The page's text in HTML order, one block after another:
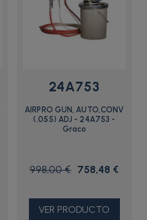
24A753
AIRPRO GUN, AUTO,CONV
(.055) ADJ - 24A753 -
Graco
998,00 € 758,48 €
VER PRODUCTO